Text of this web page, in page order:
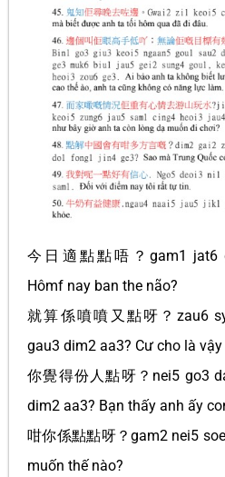
今日適點點唔？gam1 jat6
Hômf nay ban the não?
就算係噴噴又點呀？zau6
gau3 dim2 aa3? Cư cho là
你覺得份人點呀？nei5 go3
dim2 aa3? Bạn thấy anh ấy
咁你係點點呀？gam2 nei5
muốn thế nào?